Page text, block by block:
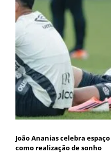
João Ananias celebra
como realização de sonho